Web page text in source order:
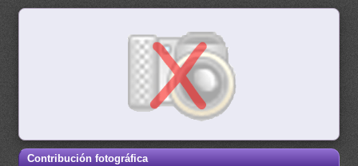
Contribución fotográfica